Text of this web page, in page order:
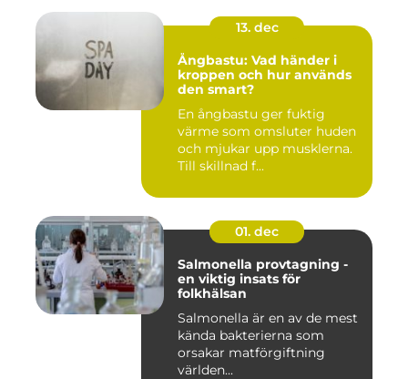
13. dec
Ångbastu: Vad händer i
kroppen och hur används
den smart?
En ångbastu ger fuktig
värme som omsluter huden
och mjukar upp musklerna.
Till skillnad f...
01. dec
Salmonella provtagning -
en viktig insats för
folkhälsan
Salmonella är en av de mest
kända bakterierna som
orsakar matförgiftning
världen...